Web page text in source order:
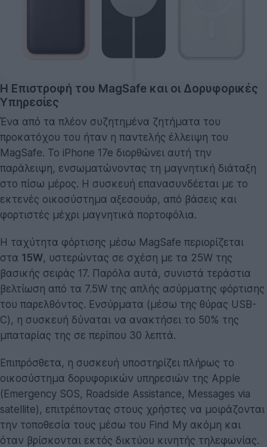
Η Επιστροφή του MagSafe και οι Δορυφορικές
Υπηρεσίες
Ένα από τα πλέον συζητημένα ζητήματα του
προκατόχου του ήταν η παντελής έλλειψη του
MagSafe. Το iPhone 17e διορθώνει αυτή την
παράλειψη, ενσωματώνοντας τη μαγνητική διάταξη
στο πίσω μέρος. Η συσκευή επανασυνδέεται με το
εκτενές οικοσύστημα αξεσουάρ, από βάσεις και
φορτιστές μέχρι μαγνητικά πορτοφόλια.
Η ταχύτητα φόρτισης μέσω MagSafe περιορίζεται
στα 15W, υστερώντας σε σχέση με τα 25W της
βασικής σειράς 17. Παρόλα αυτά, συνιστά τεράστια
βελτίωση από τα 7.5W της απλής ασύρματης φόρτισης
του παρελθόντος. Ενσύρματα (μέσω της θύρας USB-
C), η συσκευή δύναται να ανακτήσει το 50% της
μπαταρίας της σε περίπου 30 λεπτά.
Επιπρόσθετα, η συσκευή υποστηρίζει πλήρως το
οικοσύστημα δορυφορικών υπηρεσιών της Apple
(Emergency SOS, Roadside Assistance, Messages via
satellite), επιτρέποντας στους χρήστες να μοιράζονται
την τοποθεσία τους μέσω του Find My ακόμη και
όταν βρίσκονται εκτός δικτύου κινητής τηλεφωνίας.